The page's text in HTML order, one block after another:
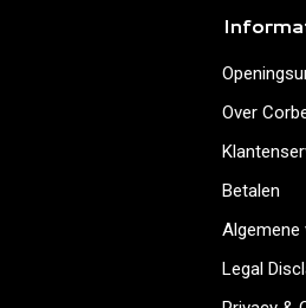
Over
Betalen
Algemene
Legal